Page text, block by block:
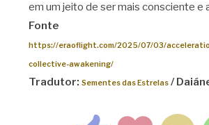
em um jeito de ser mais consciente e
Fonte
https://eraoflight.com/2025/07/03/
collective-awakening/
Tradutor: Sementes das Estrelas/